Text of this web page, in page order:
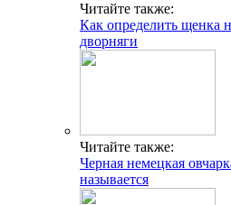
Читайте также:
Как определить щенка
дворняги
Читайте также:
Черная немецкая
называется